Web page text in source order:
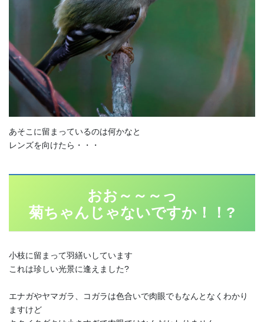
あそこに留まっているのは何かなと
レンズを向けたら・・・
おお～～～っ
菊ちゃんじゃないですか！！?
小枝に留まって羽繕いしています
これは珍しい光景に逢えました?
エナガやヤマガラ、コガラは色合いで肉眼でもなんとなくわかり
ますけど